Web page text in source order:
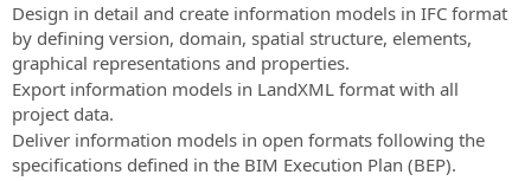
Design in detail and create information models in IFC format
by defining version, domain, spatial structure, elements,
graphical representations and properties.
Export information models in LandXML format with all
project data.
Deliver information models in open formats following the
specifications defined in the BIM Execution Plan (BEP).